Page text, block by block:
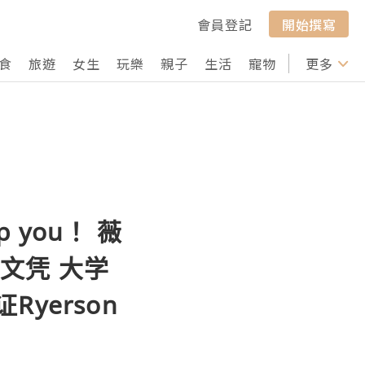
會員登記
開始撰寫
旅遊 女生 玩樂 親子 生活 寵物 行山 打卡
更多
you！ 薇
凭 大学
Ryerson